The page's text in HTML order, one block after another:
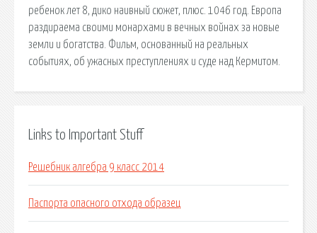
ребенок лет 8, дико наивный сюжет, плюс. 1046 год. Европа
раздираема своими монархами в вечных войнах за новые
земли и богатства. Фильм, основанный на реальных
событиях, об ужасных преступлениях и суде над Кермитом.
Links to Important Stuff
Решебник алгебра 9 класс 2014
Паспорта опасного отхода образец